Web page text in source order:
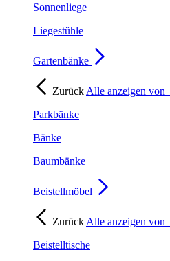
Sonnenliege
Liegestühle
Gartenbänke
Zurück Alle anzeigen von
Parkbänke
Bänke
Baumbänke
Beistellmöbel
Zurück Alle anzeigen von
Beistelltische